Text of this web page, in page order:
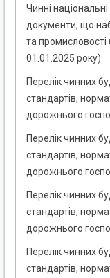
Чинні
документи, що
та промисловості
01.01.2025 року)
Перелік чинних
стандартів,
дорожнього
Перелік чинних
стандартів,
дорожнього
Перелік чинних
стандартів,
дорожнього
Перелік чинних
стандартів,